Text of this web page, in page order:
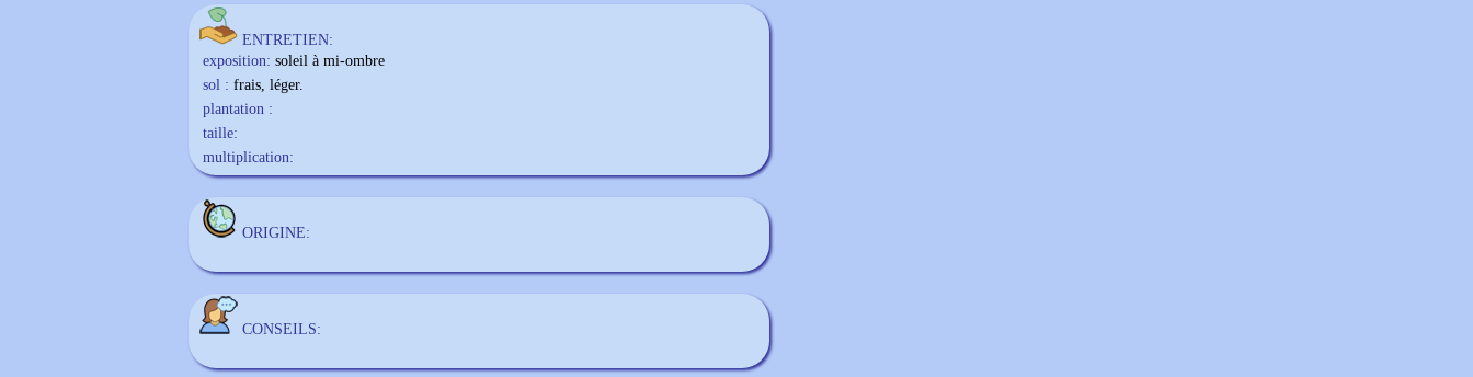
ENTRETIEN:
exposition: soleil à mi-ombre
sol : frais, léger.
plantation :
taille:
multiplication:
ORIGINE:
CONSEILS: